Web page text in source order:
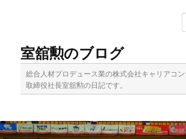
移
動
動
室舘勲のブログ
総合人材プロデュース業の株式会社キャリアコ
取締役社長室舘勲の日記です。